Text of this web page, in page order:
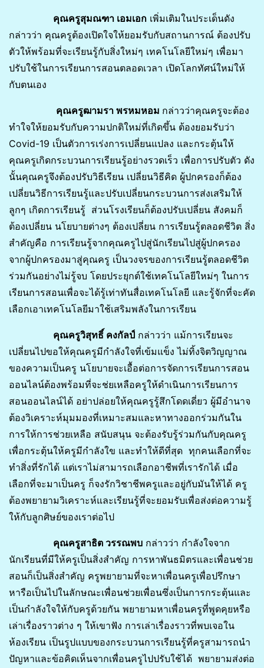
คุณครูสุมณฑา เอมเอก เพิ่มเติมในประเด็นดัง
กล่าวว่า คุณครูต้องเปิดใจให้ยอมรับกับสถานการณ์ ต้องปรับ
ตัวให้พร้อมที่จะเรียนรู้กับสิ่งใหม่ๆ เทคโนโลยีใหม่ๆ เพื่อมา
ปรับใช้ในการเรียนการสอนตลอดเวลา เปิดโลกทัศน์ใหม่ให้
กับตนเอง
คุณครูฒามรา พรหมหอม กล่าวว่าคุณครูจะต้อง
ทำใจให้ยอมรับกับความปกติใหม่ที่เกิดขึ้น ต้องยอมรับว่า
Covid-19 เป็นตัวการเร่งการเปลี่ยนแปลง และกระตุ้นให้
คุณครูเกิดกระบวนการเรียนรู้อย่างรวดเร็ว เพื่อการปรับตัว ดัง
นั้นคุณครูจึงต้องปรับวิธีเรียน เปลี่ยนวิธีคิด ผู้ปกครองก็ต้อง
เปลี่ยนวิธีการเรียนรู้และปรับเปลี่ยนกระบวนการส่งเสริมให้
ลูกๆ เกิดการเรียนรู้ ส่วนโรงเรียนก็ต้องปรับเปลี่ยน สังคมก็
ต้องเปลี่ยน นโยบายต่างๆ ต้องเปลี่ยน การเรียนรู้ตลอดชีวิต สิ่ง
สำคัญคือ การเรียนรู้จากคุณครูไปสู่นักเรียนไปสู่ผู้ปกครอง
จากผู้ปกครองมาสู่คุณครู เป็นวงจรของการเรียนรู้ตลอดชีวิต
ร่วมกันอย่างไม่รู้จบ โดยประยุกต์ใช้เทคโนโลยีใหม่ๆ ในการ
เรียนการสอนเพื่อจะได้รู้เท่าทันสื่อเทคโนโลยี และรู้จักที่จะคัด
เลือกเอาเทคโนโลยีมาใช้เสริมพลังในการเรียน
คุณครูวิสุทธิ์ คงกัลป์ กล่าวว่า แม้การเรียนจะ
เปลี่ยนไปขอให้คุณครูมีกำลังใจที่เข้มแข็ง ไม่ทิ้งจิตวิญญาณ
ของความเป็นครู นโยบายจะเอื้อต่อการจัดการเรียนการสอน
ออนไลน์ต้องพร้อมที่จะช่ยเหลือครูให้ดำเนินการเรียนการ
สอนออนไลน์ได้ อย่าปล่อยให้คุณครูรู้สึกโดดเดี่ยว ผู้มีอำนาจ
ต้องวิเคราะห์มุมมองที่เหมาะสมและหาทางออกร่วมกันใน
การให้การช่วยเหลือ สนับสนุน จะต้องรับรู้ร่วมกันกับคุณครู
เพื่อกระตุ้นให้ครูมีกำลังใข และทำให้ดีที่สุด ทุกคนเลือกที่จะ
ทำสิ่งที่รักได้ แต่เราไม่สามารถเลือกอาชีพที่เรารักได้ เมื่อ
เลือกที่จะมาเป็นครู ก็จงรักวิชาชีพครูและอยู่กับมันให้ได้ ครู
ต้องพยายามวิเคราะห์และเรียนรู้ที่จะยอมรับเพื่อส่งต่อความรู้
ให้กับลูกศิษย์ของเราต่อไป
คุณครูสาธิต วรรณพบ กล่าวว่า กำลังใจจาก
นักเรียนที่มีให้ครูเป็นสิ่งสำคัญ การหาพันธมิตรและเพื่อนช่วย
สอนก็เป็นสิ่งสำคัญ ครูพยายามที่จะหาเพื่อนครูเพื่อปรึกษา
หารือเป็นไปในลักษณะเพื่อนช่วยเพื่อนซึ่งเป็นการกระตุ้นและ
เป็นกำลังใจให้กับครูด้วยกัน พยายามหาเพื่อนครูที่พูดคุยหรือ
เล่าเรื่องราวต่าง ๆ ให้เขาฟัง การเล่าเรื่องราวที่พบเจอใน
ห้องเรียน เป็นรูปแบบของกระบวนการเรียนรู้ที่ครูสามารถนำ
ปัญหาและข้อคิดเห็นจากเพื่อนครูไปปรับใช้ได้ พยายามส่งต่อ